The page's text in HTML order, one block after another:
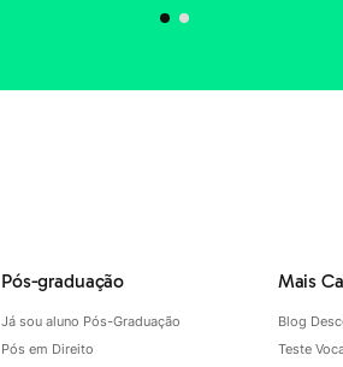
Pós-graduação
Já sou aluno Pós-Graduação
Pós em Direito
Mais
Blog
Teste